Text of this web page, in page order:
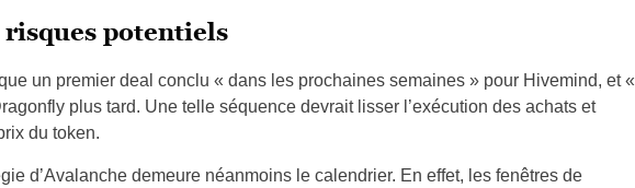
potentiels
un premier deal conclu « dans les prochaines semaines » pour Hivemind, et «
plus tard. Une telle séquence devrait lisser l’exécution des achats et
du token.
d’Avalanche demeure néanmoins le calendrier. En effet, les fenêtres de